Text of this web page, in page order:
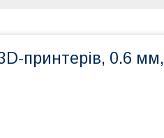
принтерів, 0.6 мм,